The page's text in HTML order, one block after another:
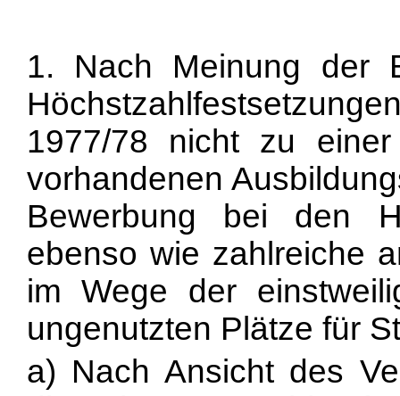
1. Nach Meinung der
1977/78 nicht zu
vorhandenen
Bewerbung bei den
ebenso wie zahlreiche
im Wege der
ungenutzten Plätze für
a) Nach Ansicht des